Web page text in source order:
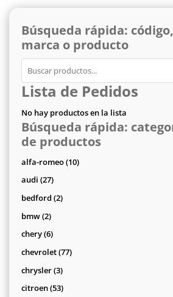
Búsqueda rápida: código,
marca o producto
Lista de Pedidos
No hay productos en la lista
Búsqueda rápida:
de productos
alfa-romeo 1010
audi 2727
productos
bedford 22
bmw 22
productos
chery 66
productos
chevrolet 7777
chrysler 33
productos
citroen 5353